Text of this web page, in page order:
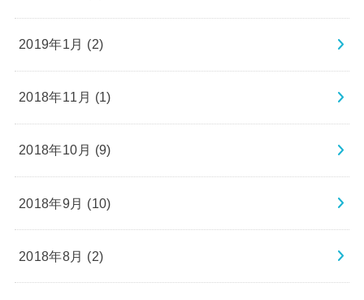
2019年1月 (2)
2018年11月 (1)
2018年10月 (9)
2018年9月 (10)
2018年8月 (2)